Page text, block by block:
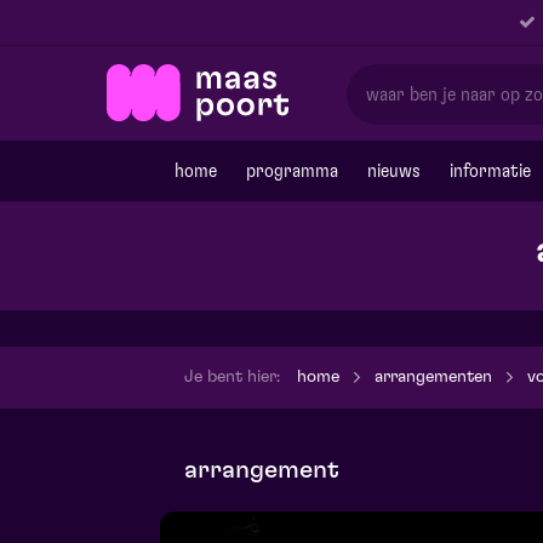
home programma nieuws informatie
Je bent hier: home arrangementen
arrangement